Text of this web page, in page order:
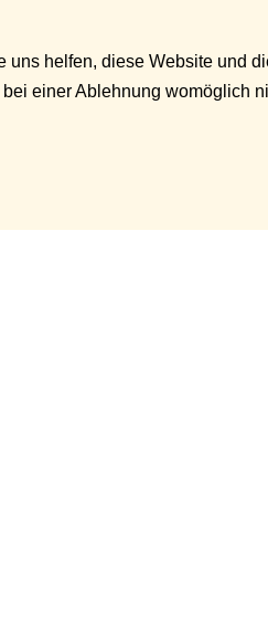
helfen, diese Website und
einer Ablehnung womöglich